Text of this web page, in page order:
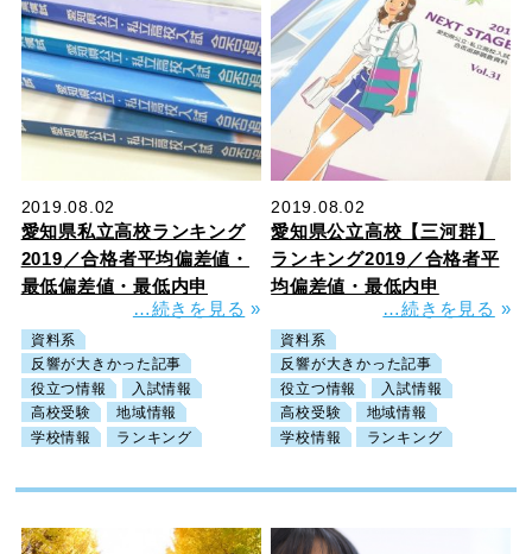
2019.08.02
愛知県私立高校ランキング
2019／合格者平均偏差値・
最低偏差値・最低内申
…続きを見る »
資料系
反響が大きかった記事
役立つ情報
入試情報
高校受験
地域情報
学校情報
ランキング
2019.08.02
愛知県公立高校【三河群】
ランキング2019／合格者平
均偏差値・最低内申
…続きを見る »
資料系
反響が大きかった記事
役立つ情報
入試情報
高校受験
地域情報
学校情報
ランキング